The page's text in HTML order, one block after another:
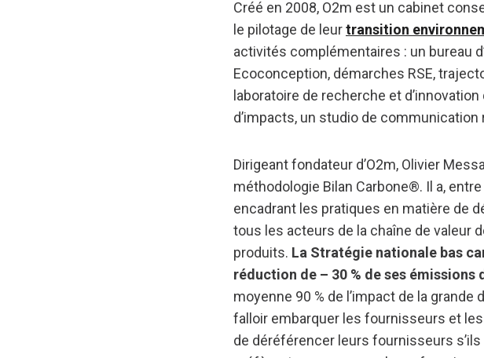
Créé en 2008, O2m est un cabinet
le pilotage de leurtransition
activités complémentaires : un bureau
Ecoconception, démarches RSE,
laboratoire de recherche et
d’impacts, un studio de
Dirigeant fondateur d’O2m, Olivier
méthodologie Bilan Carbone®. Il a,
encadrant les pratiques en matière de
tous les acteurs de la chaîne de valeur
produits. La Stratégie nationale bas
réduction de – 30 % de ses émissions
moyenne 90 % de l’impact de la
falloir embarquer les fournisseurs et
de déréférencer leurs fournisseurs s’ils